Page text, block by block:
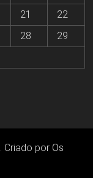
21
22
28
29
. Criado por Os